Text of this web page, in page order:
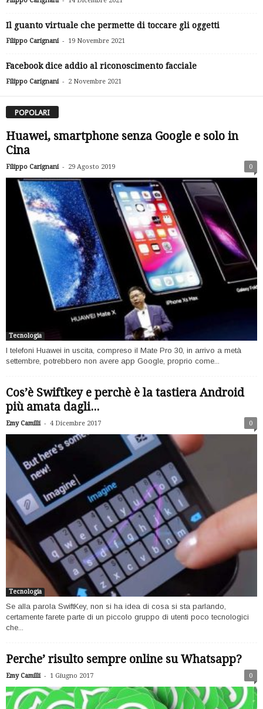
Il guanto virtuale che permette di toccare gli oggetti
Filippo Carignani - 19 Novembre 2021
Facebook dice addio al riconoscimento facciale
Filippo Carignani - 2 Novembre 2021
POPOLARI
Huawei, smartphone senza Google e solo in
Cina
Filippo Carignani - 29 Agosto 2019 0
Tecnologia
I telefoni Huawei in uscita, compreso il Mate Pro 30, in arrivo a metà
settembre, potrebbero non avere app Google, proprio come...
Cos’è Swiftkey e perchè è la tastiera Android
più amata dagli...
Emy Camilli - 4 Dicembre 2017 0
Tecnologia
Se alla parola SwiftKey, non si ha idea di cosa si sta parlando,
certamente farete parte di un piccolo gruppo di utenti poco tecnologici
che...
Perche’ risulto sempre online su Whatsapp?
Emy Camilli - 1 Giugno 2017 0